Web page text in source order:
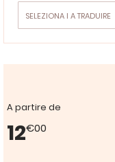
A partire de
12€00